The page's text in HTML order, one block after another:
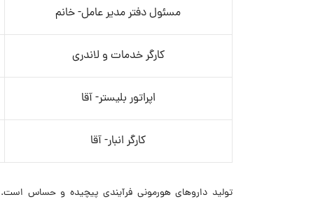
مسئول دفتر مدیر عامل- خانم
کارگر خدمات و لاندری
اپراتور بلیستر- آقا
کارگر انبار- آقا
تولید داروهای هورمونی فرآیندی پیچیده و حساس